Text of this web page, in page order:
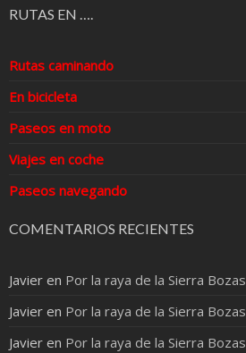
RUTAS EN ….
Rutas caminando
En bicicleta
Paseos en moto
Viajes en coche
Paseos navegando
COMENTARIOS RECIENTES
Javier en Por la raya de la Sierra Bozas
Javier en Por la raya de la Sierra Bozas
Javier en Por la raya de la Sierra Bozas